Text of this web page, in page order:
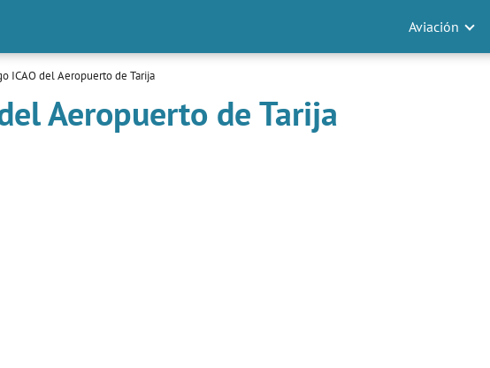
Aviación
ICAO del Aeropuerto de Tarija
Aeropuerto de Tarija